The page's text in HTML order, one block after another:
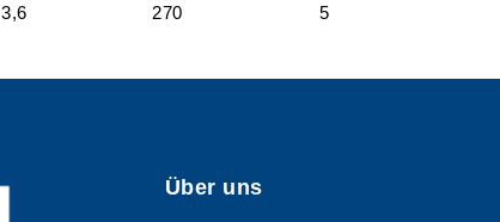
3,6 270 5
Über uns